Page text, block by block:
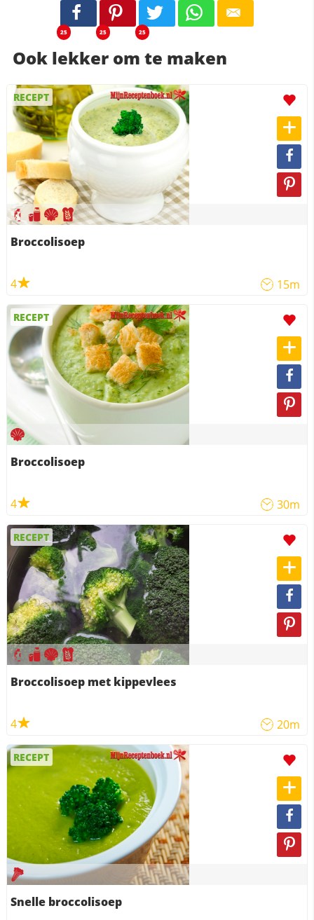
25 25 25
Ook lekker om te maken
RECEPT
Broccolisoep
4 15m
RECEPT
Broccolisoep
4 30m
RECEPT
Broccolisoep met kippevlees
4 20m
RECEPT
Snelle broccolisoep